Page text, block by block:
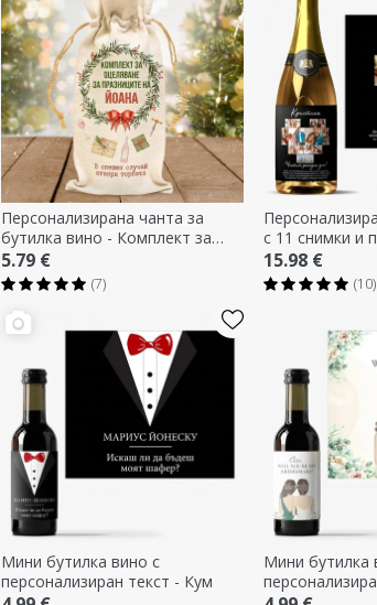
Персонализирана чанта за
бутилка вино - Комплект за
оцеляване
5.79 €
(7)
с 11 снимки и
15.98 €
(10)
Мини бутилка вино с
персонализиран текст - Кум
Мини бутилка
Шаферка